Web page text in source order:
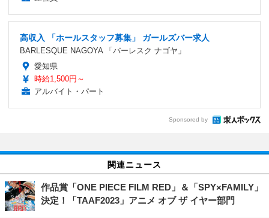
高収入 「ホールスタッフ募集」 ガールズバー求人
BARLESQUE NAGOYA 「バーレスク ナゴヤ」
愛知県
時給1,500円～
アルバイト・パート
Sponsored by
関連ニュース
作品賞「ONE PIECE FILM RED」＆「SPY×FAMILY」
決定！「TAAF2023」アニメ オブ ザ イヤー部門